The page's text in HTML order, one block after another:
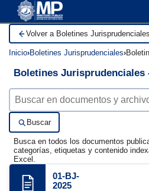
Volver a Boletines Jurisprudenciales
Inicio Boletines Jurisprudenciales
Boletines Jurisprudenciales
Buscar documentos
Buscar
Busca en todos los documentos
categorías, etiquetas y contenido
Excel.
01-BJ-
2025